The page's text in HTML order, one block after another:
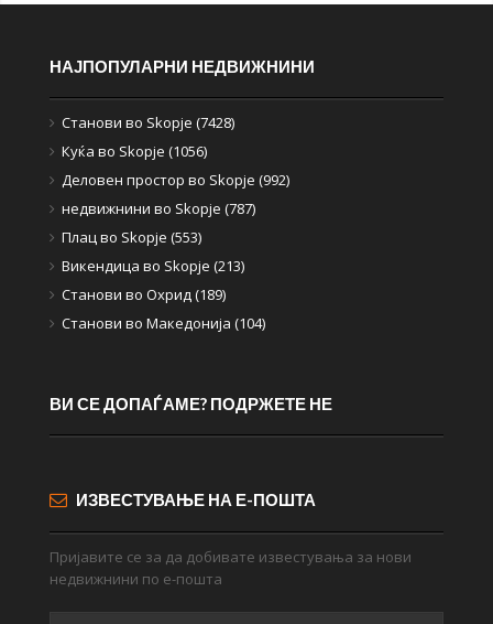
НАЈПОПУЛАРНИ НЕДВИЖНИНИ
Станови во Skopje (7428)
Куќа во Skopje (1056)
Деловен простор во Skopje (992)
недвижнини во Skopje (787)
Плац во Skopje (553)
Викендица во Skopje (213)
Станови во Охрид (189)
Станови во Македонија (104)
ВИ СЕ ДОПАЃАМЕ? ПОДРЖЕТЕ НЕ
ИЗВЕСТУВАЊЕ НА Е-ПОШТА
Пријавите се за да добивате известувања за нови
недвижнини по е-пошта